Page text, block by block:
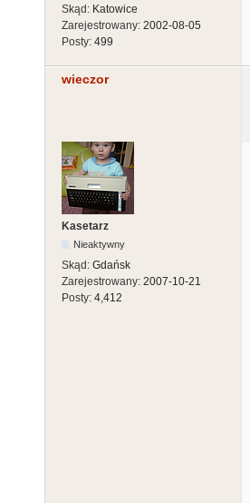
Skąd: Katowice
Zarejestrowany: 2002-08-05
Posty: 499
wieczor
Kasetarz
Nieaktywny
Skąd: Gdańsk
Zarejestrowany: 2007-10-21
Posty: 4,412